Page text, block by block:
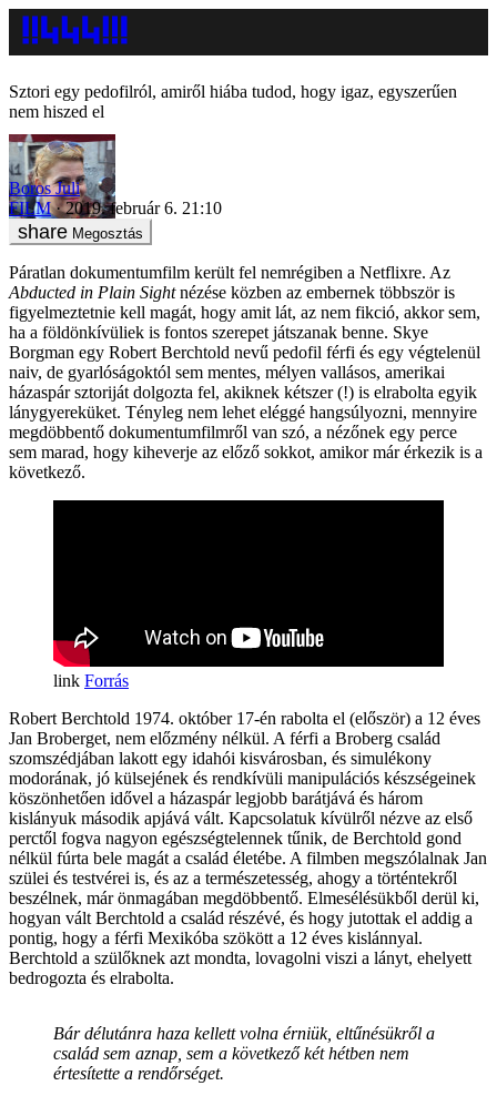
Sztori egy pedofilról, amiről hiába tudod, hogy igaz, egyszerűen
nem hiszed el
Boros Juli
FILM
2019. február 6. 21:10
Megosztás
Páratlan dokumentumfilm került fel nemrégiben a Netflixre. Az
Abducted in Plain Sightnézése közben az embernek többször is
figyelmeztetnie kell magát, hogy amit lát, az nem fikció, akkor sem,
ha a földönkívüliek is fontos szerepet játszanak benne. Skye
Borgman egy Robert Berchtold nevű pedofil férfi és egy végtelenül
naiv, de gyarlóságoktól sem mentes, mélyen vallásos, amerikai
házaspár sztoriját dolgozta fel, akiknek kétszer (!) is elrabolta egyik
lánygyereküket. Tényleg nem lehet eléggé hangsúlyozni, mennyire
megdöbbentő dokumentumfilmről van szó, a nézőnek egy perce
sem marad, hogy kiheverje az előző sokkot, amikor már érkezik is a
következő.
Forrás
Robert Berchtold 1974. október 17-én rabolta el (először) a 12 éves
Jan Broberget, nem előzmény nélkül. A férfi a Broberg család
szomszédjában lakott egy idahói kisvárosban, és simulékony
modorának, jó külsejének és rendkívüli manipulációs készségeinek
köszönhetően idővel a házaspár legjobb barátjává és három
kislányuk második apjává vált. Kapcsolatuk kívülről nézve az első
perctől fogva nagyon egészségtelennek tűnik, de Berchtold gond
nélkül fúrta bele magát a család életébe. A filmben megszólalnak Jan
szülei és testvérei is, és az a természetesség, ahogy a történtekről
beszélnek, már önmagában megdöbbentő. Elmesélésükből derül ki,
hogyan vált Berchtold a család részévé, és hogy jutottak el addig a
pontig, hogy a férfi Mexikóba szökött a 12 éves kislánnyal.
Berchtold a szülőknek azt mondta, lovagolni viszi a lányt, ehelyett
bedrogozta és elrabolta.
Bár délutánra haza kellett volna érniük, eltűnésükről a
család sem aznap, sem a következő két hétben nem
értesítette a rendőrséget.